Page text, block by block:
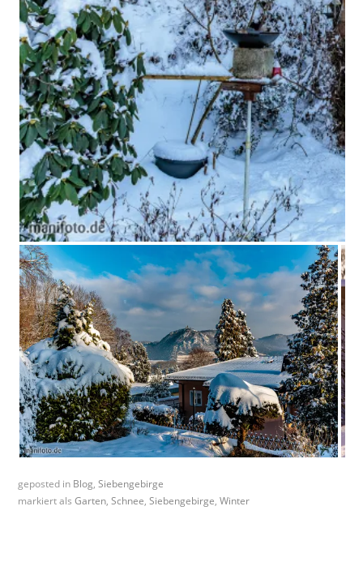
geposted in Blog,Siebengebirge
markiert alsGarten,Schnee,Siebengebirge,Winter